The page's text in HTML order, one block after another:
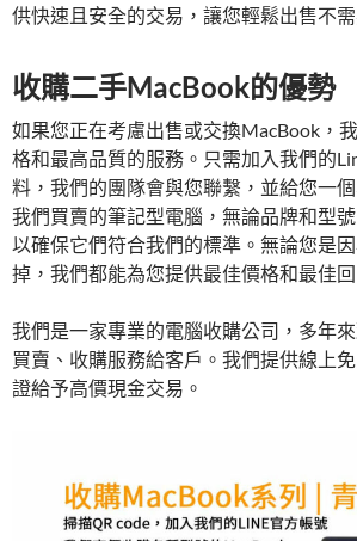
供快速且安全的交易，讓您輕鬆出售不
收購二手MacBook的優勢
如果您正在考慮出售或交換MacBook，
格和最高品質的服務。只需加入我們的
料，我們的團隊會與您聯繫，並給您一
我們買賣的筆記型電腦，無論品牌和型
以確保它們符合我們的標準。無論您是
掉，我們都能為您提供最佳價格和最佳回
我們是一家專業的電腦收購公司，多年
買賣、收購服務給客戶。我們提供線上
證給予高價現金交易。